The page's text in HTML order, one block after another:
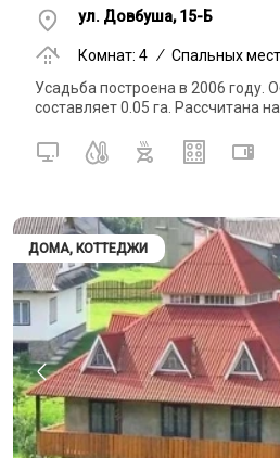
ул. Довбуша, 15-Б
Комнат: 4 / Спальных
Усадьба построена в 2006 году.
составляет 0.05 га. Рассчитана
ДОМА, КОТТЕДЖИ